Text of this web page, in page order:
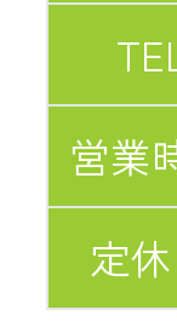
営業
定